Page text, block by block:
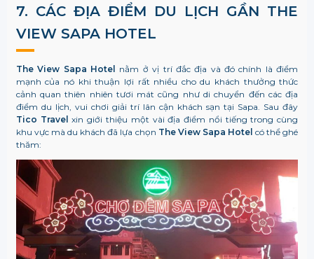
7. CÁC ĐỊA ĐIỂM DU LỊCH GẦN THE
VIEW SAPA HOTEL
The View Sapa Hotel nằm ở vị trí đắc địa và đó chính là điểm
mạnh của nó khi thuận lợi rất nhiều cho du khách thưởng thức
cảnh quan thiên nhiên tươi mát cũng như di chuyển đến các địa
điểm du lịch, vui chơi giải trí lân cận khách sạn tại Sapa. Sau đây
Tico Travel xin giới thiệu một vài địa điểm nổi tiếng trong cùng
khu vực mà du khách đã lựa chọn The View Sapa Hotel có thể ghé
thăm: